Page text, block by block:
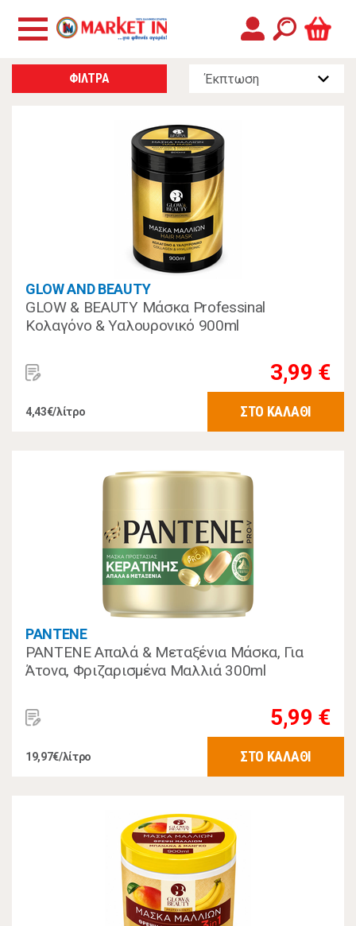
ΦΙΛΤΡΑ
GLOW AND BEAUTY
GLOW & BEAUTY Μάσκα Professinal
Κολαγόνο & Υαλουρονικό 900ml
3,99 €
4,43€/λίτρο ΣΤΟ ΚΑΛΑΘΙ
PANTENE
PANTENE Απαλά & Μεταξένια Μάσκα, Για
Άτονα, Φριζαρισμένα Μαλλιά 300ml
5,99 €
19,97€/λίτρο ΣΤΟ ΚΑΛΑΘΙ